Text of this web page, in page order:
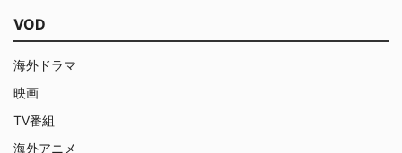
VOD
海外ドラマ
映画
TV番組
海外アニメ